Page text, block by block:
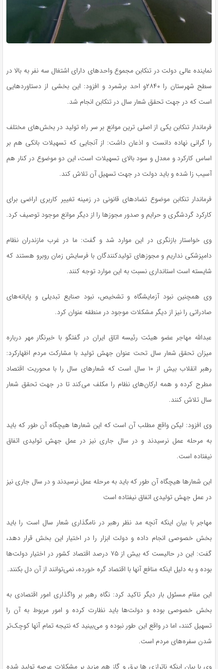
نماینده عالی دولت در تنکابن مجموع واحدهای دارای اشتغال سه نفر به بالا در
سطح شهرستان را ۲۸۴۰و احد برشمرد و افزود: این بخشی از دستاوردهایی
است که در جهت تحقق شعار سال در تنکابن انجام شد.
فرماندار تنکابن یکی از اصلی ترین موانع بر سر راه تولید در بخش‌های مختلف
را گرانی نهاده دانست و اذعان داشت: از آنجایی که تسهیلات بانکی هم بر
اساس کارکرد و معدل و سود بالای تسهیلات است، این دو موضوع در کنار هم
آسیب زا شده و باید دولت در جهت تسهیل آن تلاش کند.
فرماندار تنکابن موضوع تضادهای قانونی در زمینه تغییر کاربری اراضی برای
کارکرد گردشگری و حرایم و صدور مجوزها را از دیگر موانع موجود توصیف کرد.
وی خواستار بازنگری در این موارد شد و گفت: ما در غرب مازندران نظام
دامپزشکی نداریم و مجوزهای تولیدکنندگان با فرسایش زمان روبرو هستند که
شایسته است استانداری نسبت به این موارد توجه کنند.
وی همچنین نبود آزمایشگاه و تشخیص، نبود صنایع تبدیلی و پایانه‌های
صادراتی را نیز از دیگر مشکلات موجود در منطقه عنوان کرد.
عبدالله مهاجر عضو هیئت رئیسه اتاق ایران در گفتگو با خبرنگار مهر درباره
میزان تحقق شعار سال تحت عنوان جهش تولید با مشارکت مردم اظهارکرد:
رهبر انقلاب بیش از ۱۰ سال است که شعارهای سال را با محوریت اقتصاد
مطرح کرده و همه ارکان‌های نظام را مکلف می‌کند تا در جهت تحقق شعار
سال تلاش کنند.
وی افزود: لیکن واقع مطلب آن است که این شعارها هیچگاه آن طور که باید
به مرحله عمل نرسیدند و در سال جاری نیز در عمل جهش تولیدی اتفاق
نیفتاده است.
این شعارها هیچگاه آن طور که باید به مرحله عمل نرسیدند و در سال جاری نیز
در عمل جهش تولیدی اتفاق نیفتاده است
مهاجر با بیان اینکه آنچه مد نظر رهبر در نامگذاری شعار سال است را باید
بخش خصوصی انجام داده و دولت ابزار را در اختیار این بخش قرار دهد،
گفت: این در حالیست که بیش از ۷۵ درصد اقتصاد کشور در اختیار دولت‌ها
بوده و به دلیل اینکه منافع آنها با اقتصاد گره خورده، نمی‌توانند از آن دل بکنند.
این مقام مسئول بار دیگر تاکید کرد: نگاه رهبر بر واگذاری امور اقتصادی به
بخش خصوصی بوده و دولت‌ها باید نظارت کرده و امور مربوط به آن را
تسهیل کنند، اما در واقع این طور نبوده و می‌بینید که نتیجه تمام آنها کوچک‌تر
شدن سفره‌های مردم است.
وی با بیان اینکه ناترازی ها برق و گاز هم مزید بر مشکلات عرصه تولید شده